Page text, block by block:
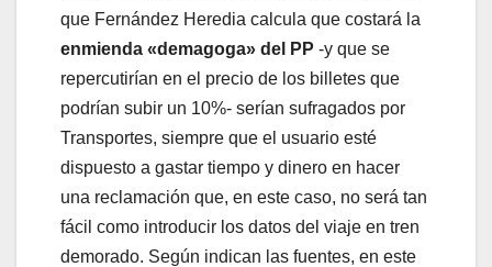
que Fernández Heredia calcula que costará la
enmienda «demagoga» del PP -y que se
repercutirían en el precio de los billetes que
podrían subir un 10%- serían sufragados por
Transportes, siempre que el usuario esté
dispuesto a gastar tiempo y dinero en hacer
una reclamación que, en este caso, no será tan
fácil como introducir los datos del viaje en tren
demorado. Según indican las fuentes, en este